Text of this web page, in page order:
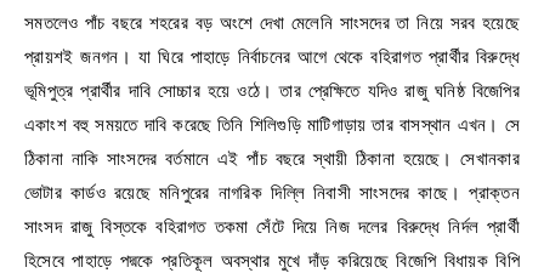
সমতলেও পাঁচ বছরে শহরের বড় অংশে দেখা মেলেনি সাংসদের তা নিয়ে সরব হয়েছে
প্রায়শই জনগন। যা ঘিরে পাহাড়ে নির্বাচনের আগে থেকে বহিরাগত প্রার্থীর বিরুদ্ধে
ভূমিপুত্র প্রার্থীর দাবি সোচ্চার হয়ে ওঠে। তার প্রেক্ষিতে যদিও রাজু ঘনিষ্ঠ বিজেপির
একাংশ বহু সময়তে দাবি করেছে তিনি শিলিগুড়ি মাটিগাড়ায় তার বাসস্থান এখন। সে
ঠিকানা নাকি সাংসদের বর্তমানে এই পাঁচ বছরে স্থায়ী ঠিকানা হয়েছে। সেখানকার
ভোটার কার্ডও রয়েছে মনিপুরের নাগরিক দিল্লি নিবাসী সাংসদের কাছে। প্রাক্তন
সাংসদ রাজু বিস্তকে বহিরাগত তকমা সেঁটে দিয়ে নিজ দলের বিরুদ্ধে নির্দল প্রার্থী
হিসেবে পাহাড়ে পদ্মকে প্রতিকূল অবস্থার মুখে দাঁড় করিয়েছে বিজেপি বিধায়ক বিপি